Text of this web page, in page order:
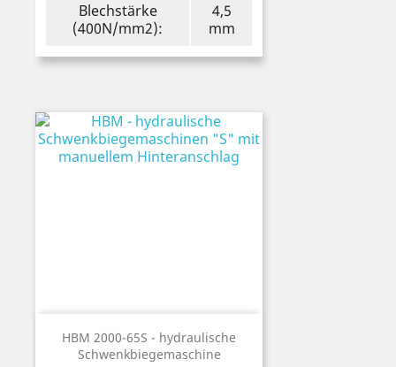
Blechstärke
(400N/mm2):
4,5
mm
HBM 2000-65S - hydraulische
Schwenkbiegemaschine